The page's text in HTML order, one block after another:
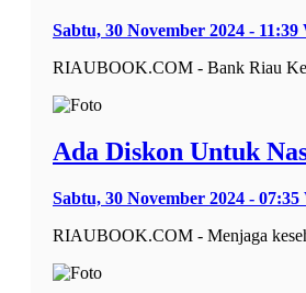
Sabtu, 30 November 2024 -
RIAUBOOK.COM - Bank Riau
Ada Diskon Untuk
Sabtu, 30 November 2024 -
RIAUBOOK.COM - Menjaga